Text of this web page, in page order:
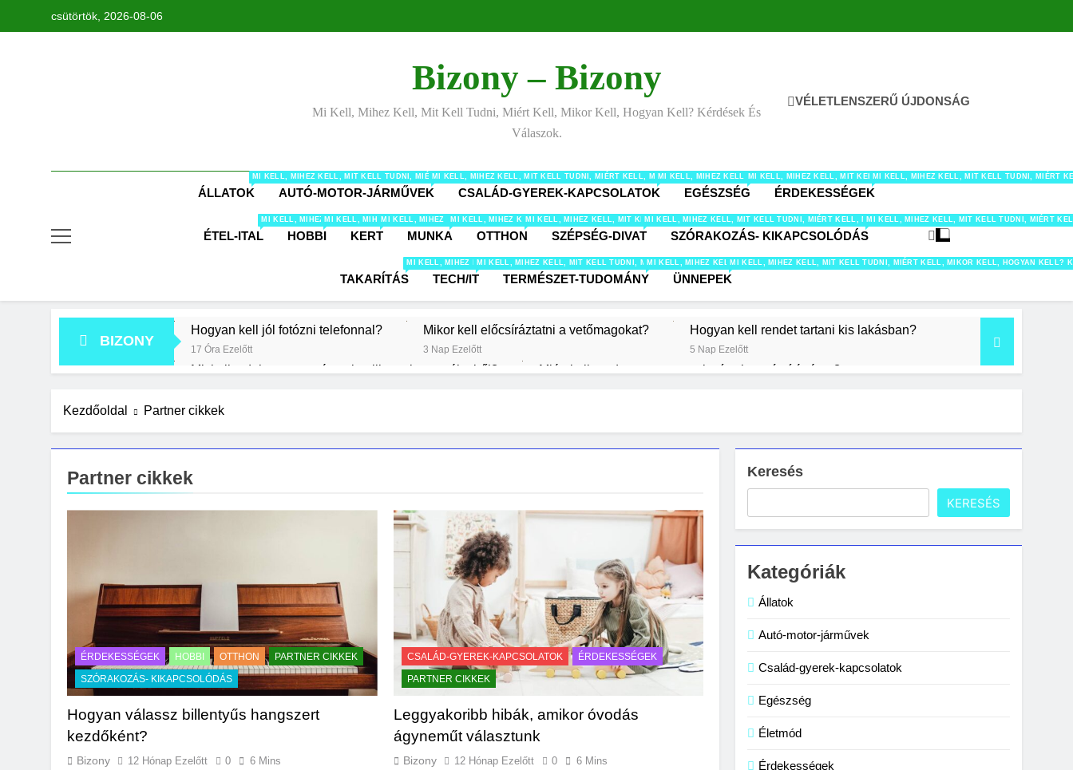
csütörtök, 2026-08-06
Bizony – Bizony
Mi Kell, Mihez Kell, Mit Kell Tudni, Miért Kell, Mikor Kell, Hogyan Kell? Kérdések És
Válaszok.
VÉLETLENSZERŰ ÚJDONSÁG
ÁLLATOK
MI KELL, MIHEZ KELL, MIT KELL TUDNI, MIÉRT KELL, MIKOR KELL, HOGYAN KELL? KÉRDÉSEK ÉS VÁLASZOK ÁLLATOK TÉMÁBAN.
AUTÓ-MOTOR-JÁRMŰVEK
MI KELL, MIHEZ KELL, MIT KELL TUDNI, MIÉRT KELL, MIKOR KELL, HOGYAN KELL? KÉRDÉSEK ÉS VÁLASZOK AUTÓ-MOTOR-JÁRMŰVEK TÉMAKÖRBEN.
CSALÁD-GYEREK-KAPCSOLATOK
MI KELL, MIHEZ KELL, MIT KELL TUDNI, MIÉRT KELL, MIKOR KELL, HOGYAN KELL? KÉRDÉSEK ÉS
EGÉSZSÉG
MI KELL, MIHEZ KELL, MIT KELL TUDNI, MIÉRT KELL, MIKOR KELL, HOGYAN
ÉRDEKESSÉGEK
MI KELL, MIHEZ KELL, MIT KELL TUDNI, MIÉRT
ÉTEL-ITAL
MI KELL, MIHEZ KELL, MIT KELL TUDNI, MIÉRT KELL, MIKOR KELL, HOGYAN KELL? KÉRDÉSEK ÉS VÁLASZOK ÉTEL-ITAL TÉMAKÖRBEN.
HOBBI
MI KELL, MIHEZ KELL, MIT KELL TUDNI, MIÉRT KELL, MIKOR KELL, HOGYAN KELL? KÉRDÉSEK ÉS VÁLASZOK HOBBI TÉMÁBAN.
KERT
MI KELL, MIHEZ KELL, MIT KELL TUDNI, MIÉRT KELL, MIKOR KELL, HOGYAN KELL? KÉRDÉSEK ÉS VÁLASZOK KERT TÉMAKÖRBEN.
MUNKA
MI KELL, MIHEZ KELL, MIT KELL TUDNI, MIÉRT KELL, MIKOR KELL, HOGYAN KELL? KÉRDÉSEK ÉS VÁLASZOK MUNKA-KARRIER TÉMAKÖRBEN.
OTTHON
MI KELL, MIHEZ KELL, MIT KELL TUDNI, MIÉRT KELL, MIKOR KELL, HOGYAN KELL? KÉRDÉSEK ÉS VÁLASZOK OTTHON TÉMAKÖRBEN.
SZÉPSÉG-DIVAT
MI KELL, MIHEZ KELL, MIT KELL TUDNI, MIÉRT KELL, MIKOR KELL, HOGYAN KELL? KÉRDÉSEK ÉS
SZÓRAKOZÁS- KIKAPCSOLÓDÁS
MI KELL, MIHEZ KELL, MIT KELL TUDNI, MIÉRT
TAKARÍTÁS
MI KELL, MIHEZ KELL, MIT KELL TUDNI, MIÉRT KELL, MIKOR KELL, HOGYAN KELL? KÉRDÉSEK ÉS VÁLASZOK TAKARÍTÁS TÉMAKÖRBEN.
TECH/IT
MI KELL, MIHEZ KELL, MIT KELL TUDNI, MIÉRT KELL, MIKOR KELL, HOGYAN KELL? KÉRDÉSEK ÉS VÁLASZOK TECH/IT TÉMÁBAN.
TERMÉSZET-TUDOMÁNY
MI KELL, MIHEZ KELL, MIT KELL TUDNI, MIÉRT KELL, MIKOR KELL, HOGYAN KELL? KÉRDÉSEK ÉS
ÜNNEPEK
MI KELL, MIHEZ KELL, MIT KELL TUDNI, MIÉRT KELL, MIKOR KELL, HOGYAN KELL?
BIZONY
Hogyan kell jól fotózni telefonnal?
17 Óra Ezelőtt
Mikor kell előcsíráztatni a vetőmagokat?
3 Nap Ezelőtt
Hogyan kell rendet tartani kis lakásban?
5 Nap Ezelőtt
Mit kell tudni a mesterséges intelligencia veszélyeiről? Miért kell rendszeresen portalanítani a számítógépet?
Olcsó kerti bútor ötletek raklapból
Zöld fal készítése otthon lépésről lépésre Milyen padlót válassz gyerekes családba?
Kezdőoldal Partner cikkek
Partner cikkek
ÉRDEKESSÉGEK HOBBI OTTHON
PARTNER CIKKEK
SZÓRAKOZÁS- KIKAPCSOLÓDÁS
Hogyan válassz billentyűs hangszert
kezdőként?
Bizony 12 Hónap Ezelőtt 0 6 Mins
CSALÁD-GYEREK-KAPCSOLATOK
ÉRDEKESSÉGEK
PARTNER CIKKEK
Leggyakoribb hibák, amikor óvodás
ágyneműt választunk
Bizony 12 Hónap Ezelőtt 0 6 Mins
Keresés
KERESÉS
Kategóriák
Állatok
Autó-motor-járművek
Család-gyerek-kapcsolatok
Egészség
Életmód
Érdekességek